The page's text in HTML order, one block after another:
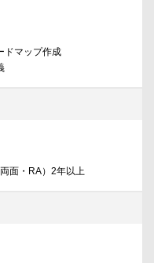
ドマップ作成
面・RA）2年以上